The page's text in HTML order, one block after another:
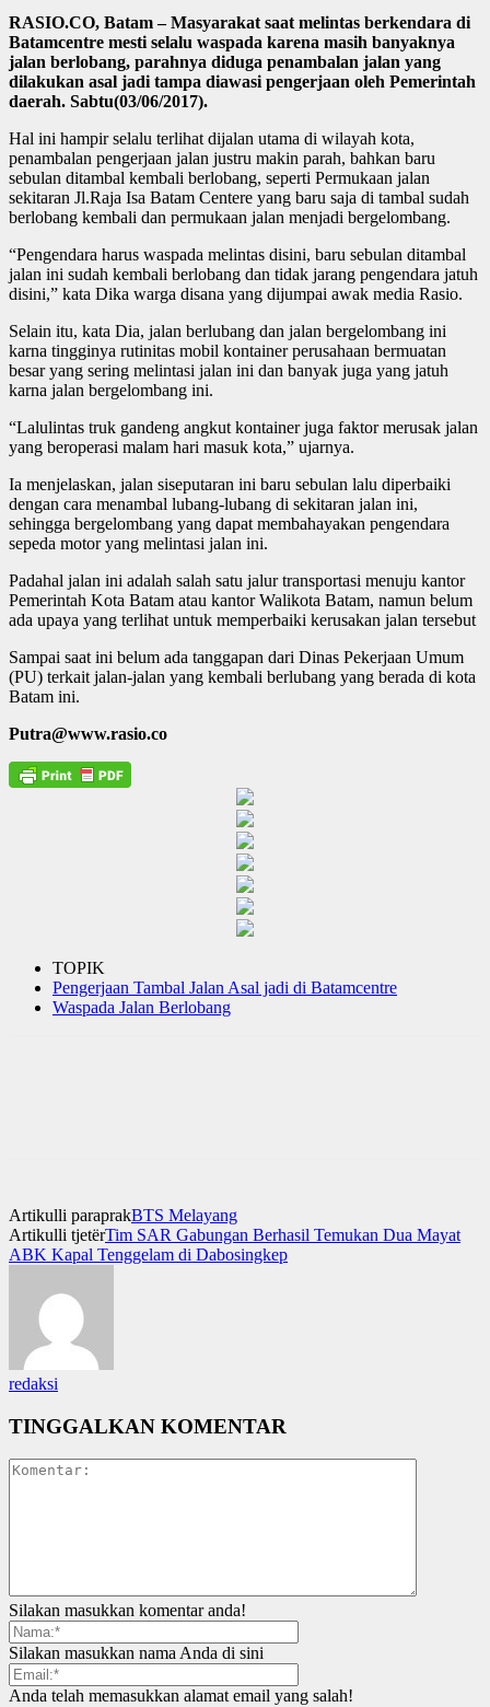
RASIO.CO, Batam – Masyarakat saat melintas berkendara di
Batamcentre mesti selalu waspada karena masih banyaknya
jalan berlobang, parahnya diduga penambalan jalan yang
dilakukan asal jadi tampa diawasi pengerjaan oleh Pemerintah
daerah. Sabtu(03/06/2017).
Hal ini hampir selalu terlihat dijalan utama di wilayah kota,
penambalan pengerjaan jalan justru makin parah, bahkan baru
sebulan ditambal kembali berlobang, seperti Permukaan jalan
sekitaran Jl.Raja Isa Batam Centere yang baru saja di tambal sudah
berlobang kembali dan permukaan jalan menjadi bergelombang.
“Pengendara harus waspada melintas disini, baru sebulan ditambal
jalan ini sudah kembali berlobang dan tidak jarang pengendara jatuh
disini,” kata Dika warga disana yang dijumpai awak media Rasio.
Selain itu, kata Dia, jalan berlubang dan jalan bergelombang ini
karna tingginya rutinitas mobil kontainer perusahaan bermuatan
besar yang sering melintasi jalan ini dan banyak juga yang jatuh
karna jalan bergelombang ini.
“Lalulintas truk gandeng angkut kontainer juga faktor merusak jalan
yang beroperasi malam hari masuk kota,” ujarnya.
Ia menjelaskan, jalan siseputaran ini baru sebulan lalu diperbaiki
dengan cara menambal lubang-lubang di sekitaran jalan ini,
sehingga bergelombang yang dapat membahayakan pengendara
sepeda motor yang melintasi jalan ini.
Padahal jalan ini adalah salah satu jalur transportasi menuju kantor
Pemerintah Kota Batam atau kantor Walikota Batam, namun belum
ada upaya yang terlihat untuk memperbaiki kerusakan jalan tersebut
Sampai saat ini belum ada tanggapan dari Dinas Pekerjaan Umum
(PU) terkait jalan-jalan yang kembali berlubang yang berada di kota
Batam ini.
Putra@www.rasio.co
TOPIK
Pengerjaan Tambal Jalan Asal jadi di Batamcentre
Waspada Jalan Berlobang
Artikulli paraprakBTS Melayang
Artikulli tjetërTim SAR Gabungan Berhasil Temukan Dua Mayat
ABK Kapal Tenggelam di Dabosingkep
redaksi
TINGGALKAN KOMENTAR
Silakan masukkan komentar anda!
Silakan masukkan nama Anda di sini
Anda telah memasukkan alamat email yang salah!